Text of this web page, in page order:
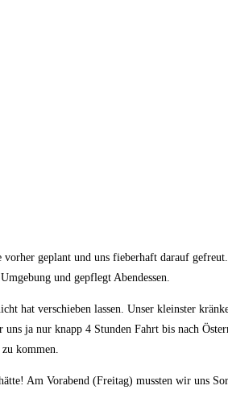
geplant und uns fieberhaft darauf
und gepflegt Abendessen.
hat verschieben lassen. Unser kleinster
ja nur knapp 4 Stunden Fahrt bis nach
kommen.
Am Vorabend (Freitag) mussten wir uns